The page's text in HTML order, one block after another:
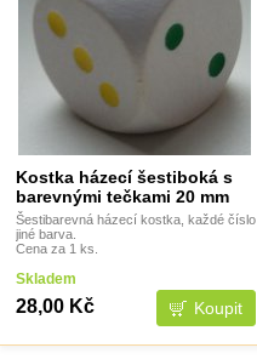
Kostka házecí šestiboká s
barevnými tečkami 20 mm
Šestibarevná házecí kostka, každé číslo
jiné barva.
Cena za 1 ks.
Skladem
28,00 Kč